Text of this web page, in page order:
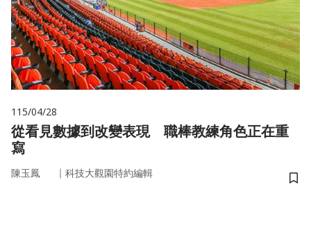
115/04/28
從看見數據到改變表現 職棒教練角色正在重
寫
陳玉鳳 ｜ 科技大觀園特約編輯
儲